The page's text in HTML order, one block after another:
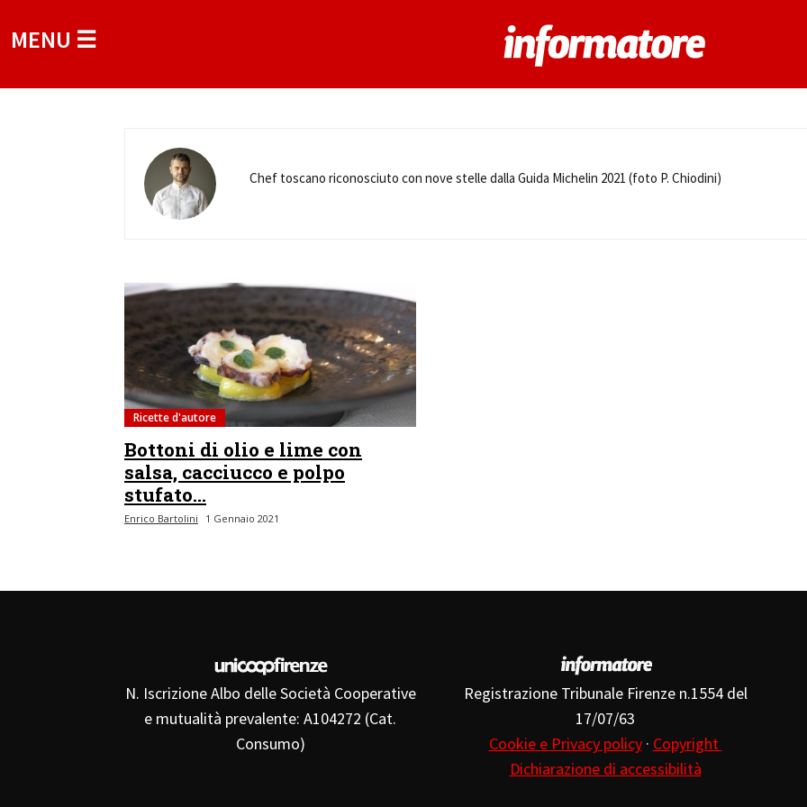
MENU ☰
Chef toscano riconosciuto con nove stelle dalla Guida Michelin 2021 (foto P. Chiodini)
Ricette d'autore
Bottoni di olio e lime con
salsa, cacciucco e polpo
stufato...
Enrico Bartolini 1 Gennaio 2021
N. Iscrizione Albo delle Società Cooperative
e mutualità prevalente: A104272 (Cat.
Consumo)
Registrazione Tribunale Firenze n.1554 del
17/07/63
Cookie e Privacy policy· Copyright
Dichiarazione di accessibilità